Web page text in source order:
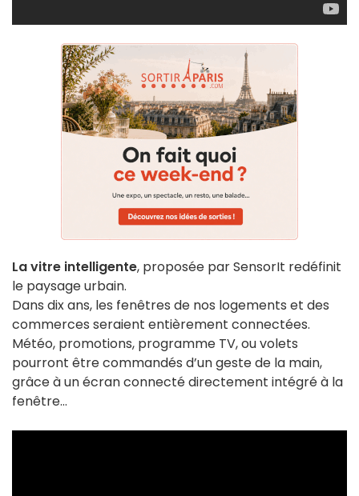
La vitre intelligente, proposée par SensorIt redéfinit
le paysage urbain.
Dans dix ans, les fenêtres de nos logements et des
commerces seraient entièrement connectées.
Météo, promotions, programme TV, ou volets
pourront être commandés d’un geste de la main,
grâce à un écran connecté directement intégré à la
fenêtre…